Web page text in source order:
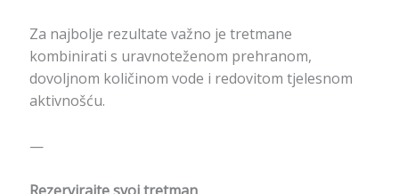
Za najbolje rezultate važno je tretmane
kombinirati s uravnoteženom prehranom,
dovoljnom količinom vode i redovitom tjelesnom
aktivnošću.
—